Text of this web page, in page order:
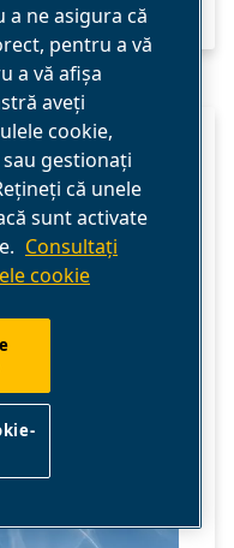
ESTE
CFM? Înțelegeți
atunci când
comprimat.
ne asigura că
pentru a vă
a vă afișa
aveți
cookie,
gestionați
că unele
sunt activate
Consultați
cookie